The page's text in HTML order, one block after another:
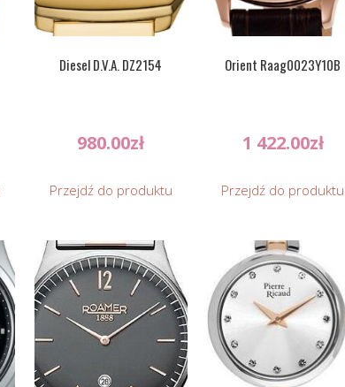
Diesel D.V.A. DZ2154
980.00zł
Przejdź do produktu
Orient Raag0023Y10B
1 422.00zł
Przejdź do produktu